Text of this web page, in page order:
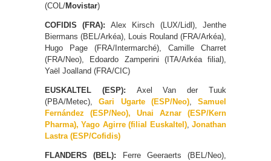
(COL/Movistar)
COFIDIS (FRA): Alex Kirsch (LUX/Lidl), Jenthe
Biermans (BEL/Arkéa), Louis Rouland (FRA/Arkéa),
Hugo Page (FRA/Intermarché), Camille Charret
(FRA/Neo), Edoardo Zamperini (ITA/Arkéa filial),
Yaël Joalland (FRA/CIC)
EUSKALTEL (ESP): Axel Van der Tuuk
(PBA/Metec),Gari Ugarte (ESP/Neo), Samuel
Fernández (ESP/Neo), Unai Aznar (ESP/Kern
Pharma), Yago Agirre (filial Euskaltel),Jonathan
Lastra (ESP/Cofidis)
FLANDERS (BEL): Ferre Geeraerts (BEL/Neo),